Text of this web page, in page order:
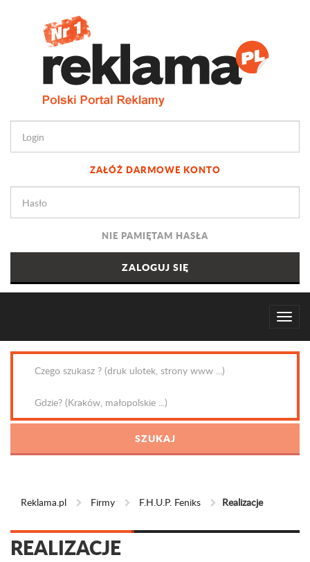
ZAŁÓŻ DARMOWE KONTO
NIE PAMIĘTAM HASŁA
Reklama.pl Firmy F.H.U.P. Feniks Realizacje
REALIZACJE